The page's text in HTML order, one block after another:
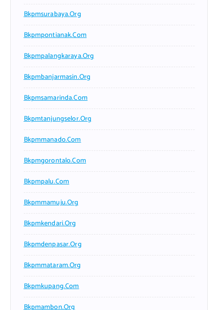
Bkpmsurabaya.org
Bkpmpontianak.com
Bkpmpalangkaraya.org
Bkpmbanjarmasin.org
Bkpmsamarinda.com
Bkpmtanjungselor.org
Bkpmmanado.com
Bkpmgorontalo.com
Bkpmpalu.com
Bkpmmamuju.org
Bkpmkendari.org
Bkpmdenpasar.org
Bkpmmataram.org
Bkpmkupang.com
Bkpmambon.org